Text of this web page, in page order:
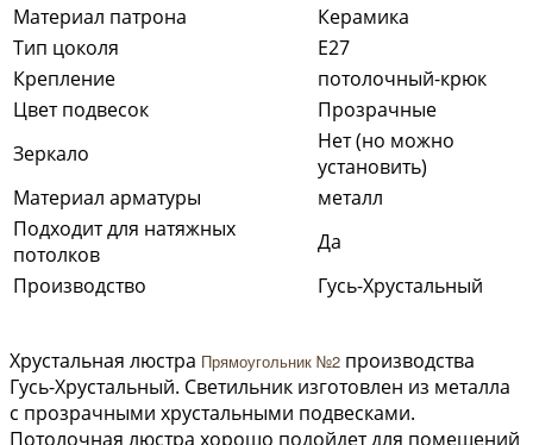
Материал патрона
Керамика
Тип цоколя
E27
Крепление
потолочный-крюк
Цвет подвесок
Прозрачные
Зеркало
Нет (но можно
установить)
Материал арматуры
металл
Подходит для натяжных
потолков
Да
Производство
Гусь-Хрустальный
Хрустальная люстра Прямоугольник №2 производства
Гусь-Хрустальный. Светильник изготовлен из металла
с прозрачными хрустальными подвесками.
Потолочная люстра хорошо подойдет для помещений